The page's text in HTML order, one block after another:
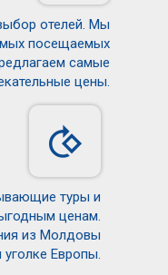
отелей. Мы
посещаемых
самые
цены.
туры и
ценам.
из Молдовы
Европы.